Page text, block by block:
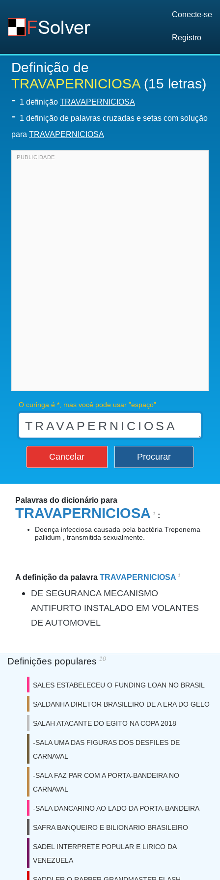
Conecte-se
Registro
Definição de
TRAVAPERNICIOSA(15 letras)
- 1 definição TRAVAPERNICIOSA
- 1 definição de palavras cruzadas e setas com solução
para TRAVAPERNICIOSA
O curinga é *, mas você pode usar "espaço"
Cancelar Procurar
Palavras do dicionário para
TRAVAPERNICIOSA 1 :
Doença infecciosa causada pela bactéria Treponema
pallidum , transmitida sexualmente.
A definição da palavra TRAVAPERNICIOSA 1
DE SEGURANCA MECANISMO
ANTIFURTO INSTALADO EM VOLANTES
DE AUTOMOVEL
Definições populares 10
SALES ESTABELECEU O FUNDING LOAN NO BRASIL
SALDANHA DIRETOR BRASILEIRO DE A ERA DO GELO
SALAH ATACANTE DO EGITO NA COPA 2018
-SALA UMA DAS FIGURAS DOS DESFILES DE
CARNAVAL
-SALA FAZ PAR COM A PORTA-BANDEIRA NO
CARNAVAL
-SALA DANCARINO AO LADO DA PORTA-BANDEIRA
SAFRA BANQUEIRO E BILIONARIO BRASILEIRO
SADEL INTERPRETE POPULAR E LIRICO DA
VENEZUELA